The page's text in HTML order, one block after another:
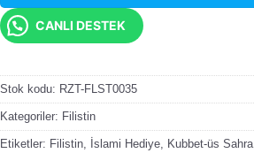
CANLI DESTEK
Stok kodu: RZT-FLST0035
Kategoriler: Filistin
Etiketler: Filistin İslami Hediye Kubbet-üs Sahra